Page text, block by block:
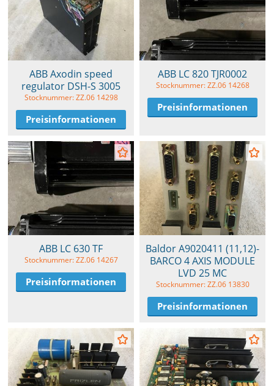
ABB Axodin speed
regulator DSH-S 3005
Stocknummer: ZZ.06 14298
Preisinformationen
ABB LC 820 TJR0002
Stocknummer: ZZ.06 14268
Preisinformationen
ABB LC 630 TF
Stocknummer: ZZ.06 14267
Preisinformationen
Baldor A9020411 (11,12)-
BARCO 4 AXIS MODULE
LVD 25 MC
Stocknummer: ZZ.06 13830
Preisinformationen